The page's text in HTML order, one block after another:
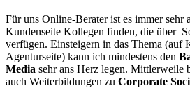
Für uns Online-Berater ist es immer sehr
Kundenseite Kollegen finden, die über
verfügen. Einsteigern in das Thema (auf
Agenturseite) kann ich mindestens den
Media sehr ans Herz legen. Mittlerweile
auch Weiterbildungen zu Corporate